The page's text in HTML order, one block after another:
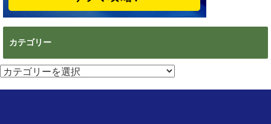
カテゴリー
カ